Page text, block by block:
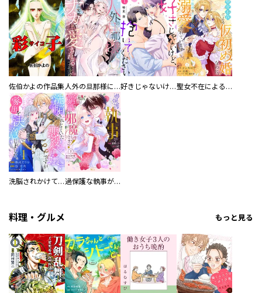
佐伯かよの作品集 人外の旦那様に娶られ毎晩ナカまで愛される…。アンソロジー 好きじゃないけど、抱いてください【電子単行本版／特典おまけ付き】 聖女不在による仮初め婚なのに、不器用な王太子に溺愛されています【電子単行本版／特典おまけ付き】
洗脳されかけていた悪役令嬢ですが家出を決意しました。【電子単行本版／特典おまけ付き】 過保護な執事が私の婚活を邪魔してきます！ 分冊版
料理・グルメ もっと見る